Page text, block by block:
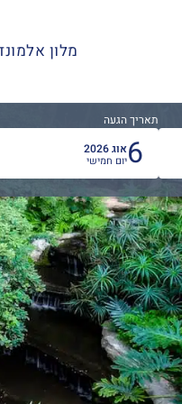
מלון
תאריך הגעה
6אוג2026
יום חמישי